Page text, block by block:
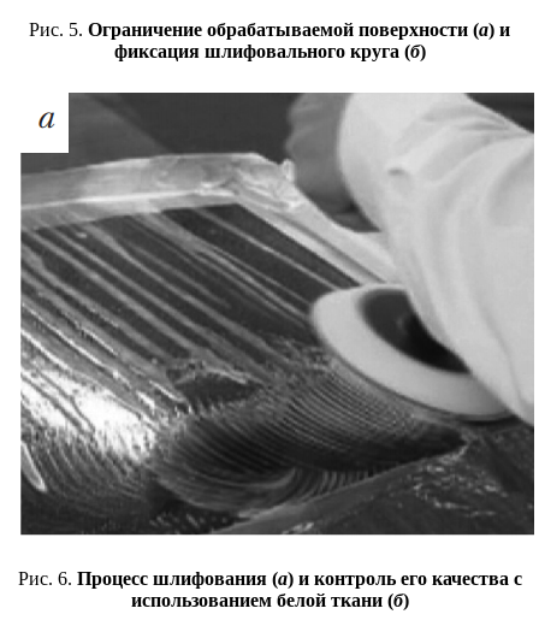
Рис. 5. Ограничение обрабатываемой поверхности (а) и
фиксация шлифовального круга (б)
Рис. 6. Процесс шлифования (а) и контроль его качества с
использованием белой ткани (б)